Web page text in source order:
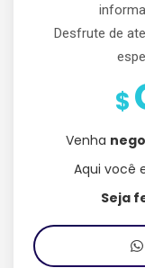
Desfrute de
$
Venha
Aqui você
Seja